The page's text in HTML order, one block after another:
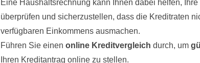
Eine Haushaltsrechnung kann Ihnen dabei helfen,
überprüfen und sicherzustellen, dass die Kreditraten
verfügbaren Einkommens ausmachen.
Führen Sie einen online Kreditvergleich durch, um
Ihren Kreditantrag online zu stellen.